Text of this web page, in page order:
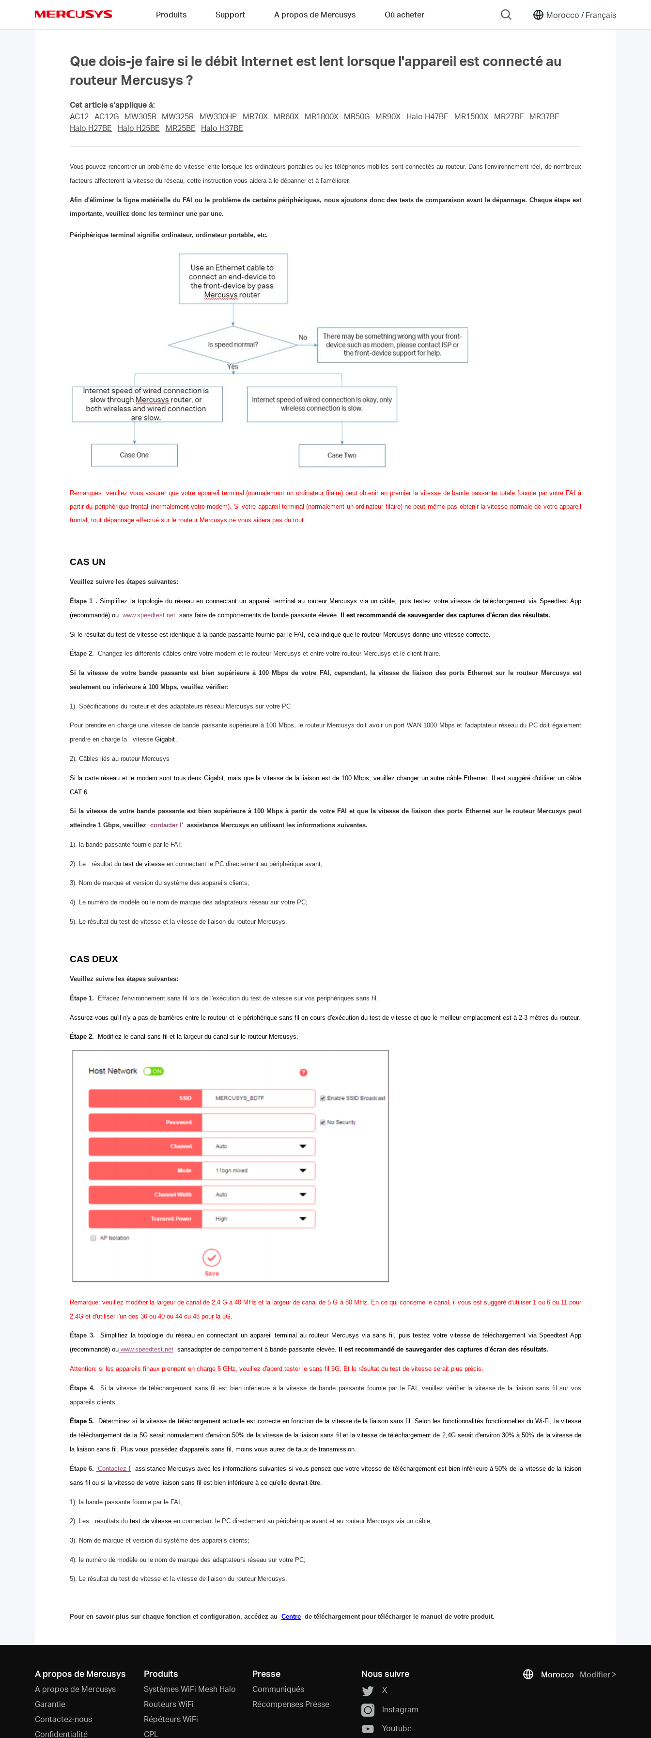
Morocco / Français
Produits Support A propos de Mercusys Où acheter
Que dois-je faire si le débit Internet est lent lorsque l'appareil est connecté au
routeur Mercusys ?
Cet article s'applique à:
AC12 AC12G MW305R MW325R MW330HP MR70X MR60X MR1800X MR50G MR90X Halo H47BE MR1500X MR27BE
MR37BE
Halo H27BE
Halo H25BE MR25BE Halo H37BE
Vous pouvez rencontrer un problème de vitesse lente lorsque les ordinateurs portables ou les téléphones mobiles sont connectés au routeur. Dans l'environnement réel, de nombreux
facteurs affecteront la vitesse du réseau, cette instruction vous aidera à le dépanner et à l'améliorer.
Afin d'éliminer la ligne matérielle du FAI ou le problème de certains périphériques, nous ajoutons donc des tests de comparaison avant le dépannage. Chaque étape est
importante, veuillez donc les terminer une par une.
Périphérique terminal signifie ordinateur, ordinateur portable, etc.
Remarques: veuillez vous assurer que votre appareil terminal (normalement un ordinateur filaire) peut obtenir en premier la vitesse de bande passante totale fournie par votre FAI à
partir du périphérique frontal (normalement votre modem). Si votre appareil terminal (normalement un ordinateur filaire) ne peut même pas obtenir la vitesse normale de votre appareil
frontal, tout dépannage effectué sur le routeur Mercusys ne vous aidera pas du tout.
CAS UN
Veuillez suivre les étapes suivantes:
Étape 1 .Simplifiez la topologie du réseau en connectant un appareil terminal au routeur Mercusys via un câble, puis testez votre vitesse de téléchargement via Speedtest App
(recommandé) ou www.speedtest.net sans faire de comportements de bande passante élevée. Il est recommandé de sauvegarder des captures d'écran des résultats.
Si le résultat du test de vitesse est identique à la bande passante fournie par le FAI, cela indique que le routeur Mercusys donne une vitesse correcte.
Étape 2. Changez les différents câbles entre votre modem et le routeur Mercusys et entre votre routeur Mercusys et le client filaire.
Si la vitesse de votre bande passante est bien supérieure à 100 Mbps de votre FAI, cependant, la vitesse de liaison des ports Ethernet sur le routeur Mercusys est
seulement ou inférieure à 100 Mbps, veuillez vérifier:
1). Spécifications du routeur et des adaptateurs réseau Mercusys sur votre PC
Pour prendre en charge une vitesse de bande passante supérieure à 100 Mbps, le routeur Mercusys doit avoir un port WAN 1000 Mbps et l'adaptateur réseau du PC doit également
prendre en charge la
vitesse Gigabit .
2). Câbles liés au routeur Mercusys
Si la carte réseau et le modem sont tous deux Gigabit, mais que la vitesse de la liaison est de 100 Mbps, veuillez changer un autre câble Ethernet. Il est suggéré d'utiliser un câble
CAT 6.
Si la vitesse de votre bande passante est bien supérieure à 100 Mbps à partir de votre FAI et que la vitesse de liaison des ports Ethernet sur le routeur Mercusys peut
atteindre 1 Gbps, veuillez contacter l' assistance Mercusys en utilisant les informations suivantes.
1). la bande passante fournie par le FAI;
2). Le résultat du test de vitesse en connectant le PC directement au périphérique avant;
3). Nom de marque et version du système des appareils clients;
4). Le numéro de modèle ou le nom de marque des adaptateurs réseau sur votre PC;
5). Le résultat du test de vitesse et la vitesse de liaison du routeur Mercusys.
CAS DEUX
Veuillez suivre les étapes suivantes:
Étape 1. Effacez l'environnement sans fil lors de l'exécution du test de vitesse sur vos périphériques sans fil.
Assurez-vous qu'il n'y a pas de barrières entre le routeur et le périphérique sans fil en cours d'exécution du test de vitesse et que le meilleur emplacement est à 2-3 mètres du routeur.
Étape 2. Modifiez le canal sans fil et la largeur du canal sur le routeur Mercusys.
Remarque: veuillez modifier la largeur de canal de 2,4 G à 40 MHz et la largeur de canal de 5 G à 80 MHz. En ce qui concerne le canal, il vous est suggéré d'utiliser 1 ou 6 ou 11 pour
2.4G et d'utiliser l'un des 36 ou 40 ou 44 ou 48 pour la 5G.
Étape 3.
Simplifiez la topologie du réseau en connectant un appareil terminal au routeur Mercusys via sans fil, puis testez votre vitesse de téléchargement via Speedtest App
(recommandé) ou www.speedtest.net sansadopter de comportement à bande passante élevée. Il est recommandé de sauvegarder des captures d'écran des résultats.
Attention: si les appareils finaux prennent en charge 5 GHz, veuillez d'abord tester le sans fil 5G. Et le résultat du test de vitesse serait plus précis.
Étape 4.
Si la vitesse de téléchargement sans fil est bien inférieure à la vitesse de bande passante fournie par le FAI, veuillez vérifier la vitesse de la liaison sans fil sur vos
appareils clients.
Étape 5. Déterminez si la vitesse de téléchargement actuelle est correcte en fonction de la vitesse de la liaison sans fil. Selon les fonctionnalités fonctionnelles du Wi-Fi, la vitesse
de téléchargement de la 5G serait normalement d'environ 50% de la vitesse de la liaison sans fil et la vitesse de téléchargement de 2,4G serait d'environ 30% à 50% de la vitesse de
la liaison sans fil. Plus vous possédez d'appareils sans fil, moins vous aurez de taux de transmission.
Étape 6. Contactez l'assistance Mercusys avec les informations suivantes si vous pensez que votre vitesse de téléchargement est bien inférieure à 50% de la vitesse de la liaison
sans fil ou si la vitesse de votre liaison sans fil est bien inférieure à ce qu'elle devrait être.
1). la bande passante fournie par le FAI;
2). Les résultats du test de vitesse en connectant le PC directement au périphérique avant et au routeur Mercusys via un câble;
3). Nom de marque et version du système des appareils clients;
4). le numéro de modèle ou le nom de marque des adaptateurs réseau sur votre PC;
5). Le résultat du test de vitesse et la vitesse de liaison du routeur Mercusys.
Pour en savoir plus sur chaque fonction et configuration, accédez au Centre de téléchargement pour télécharger le manuel de votre produit.
A propos de Mercusys
A propos de Mercusys
Garantie
Contactez-nous
Confidentialité
Produits
Systèmes WiFi Mesh Halo
Routeurs WiFi
Répéteurs WiFi
CPL
Presse
Communiqués
Récompenses Presse
Nous suivre
X
Instagram
Youtube
Morocco Modifier